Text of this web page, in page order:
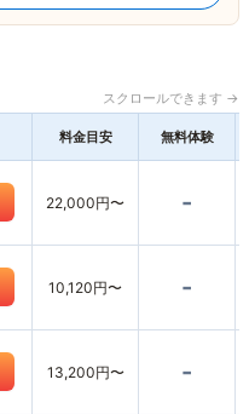
スクロールできます →
料金目安 無料体験
22,000円〜 -
10,120円〜 -
13,200円〜 -